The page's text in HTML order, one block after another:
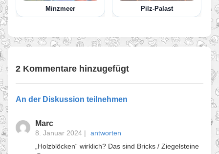
Minzmeer Pilz-Palast
2 Kommentare hinzugefügt
An der Diskussion teilnehmen
Marc
8. Januar 2024 |
antworten
„Holzblöcken“ wirklich? Das sind Bricks / Ziegelsteine